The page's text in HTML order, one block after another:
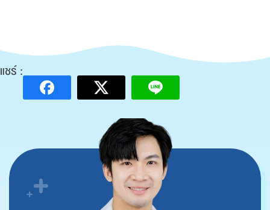
แชร์ :